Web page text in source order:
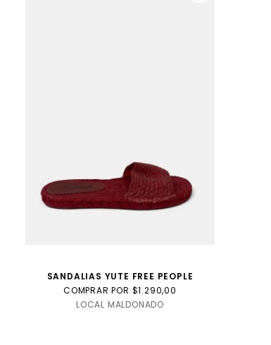
SANDALIAS YUTE FREE PEOPLE
COMPRAR POR $1.290,00
LOCAL MALDONADO